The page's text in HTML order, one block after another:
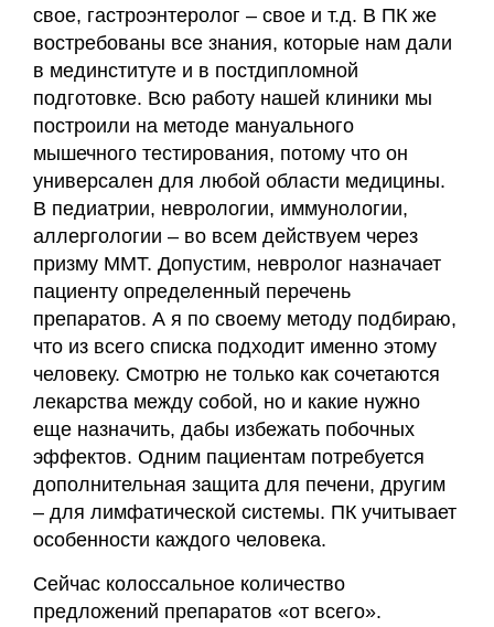
свое, гастроэнтеролог – свое и т.д. В ПК же
востребованы все знания, которые нам дали
в мединституте и в постдипломной
подготовке. Всю работу нашей клиники мы
построили на методе мануального
мышечного тестирования, потому что он
универсален для любой области медицины.
В педиатрии, неврологии, иммунологии,
аллергологии – во всем действуем через
призму ММТ. Допустим, невролог назначает
пациенту определенный перечень
препаратов. А я по своему методу подбираю,
что из всего списка подходит именно этому
человеку. Смотрю не только как сочетаются
лекарства между собой, но и какие нужно
еще назначить, дабы избежать побочных
эффектов. Одним пациентам потребуется
дополнительная защита для печени, другим
– для лимфатической системы. ПК учитывает
особенности каждого человека.
Сейчас колоссальное количество
предложений препаратов «от всего».